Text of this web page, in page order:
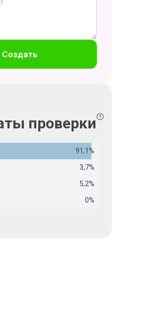
Создать
проверки
91,1%
3,7%
5,2%
0%